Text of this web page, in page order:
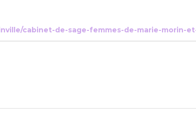
cabinet-de-sage-femmes-de-marie-morin-